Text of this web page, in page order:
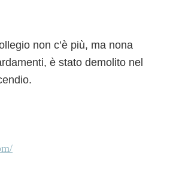
non c’è più, ma nona
è stato demolito nel